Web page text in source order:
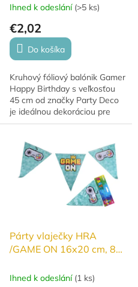
Ihned k odeslání (>5 ks)
€2,02
Do košíka
Kruhový fóliový balónik Gamer
Happy Birthday s veľkosťou
45 cm od značky Party Deco
je ideálnou dekoráciou pre
všetkých fanúšikov videohier.
oslavy,...
Párty vlaječky HRA
/GAME ON 16x20 cm, 8
Ihned k odeslání (1 ks)